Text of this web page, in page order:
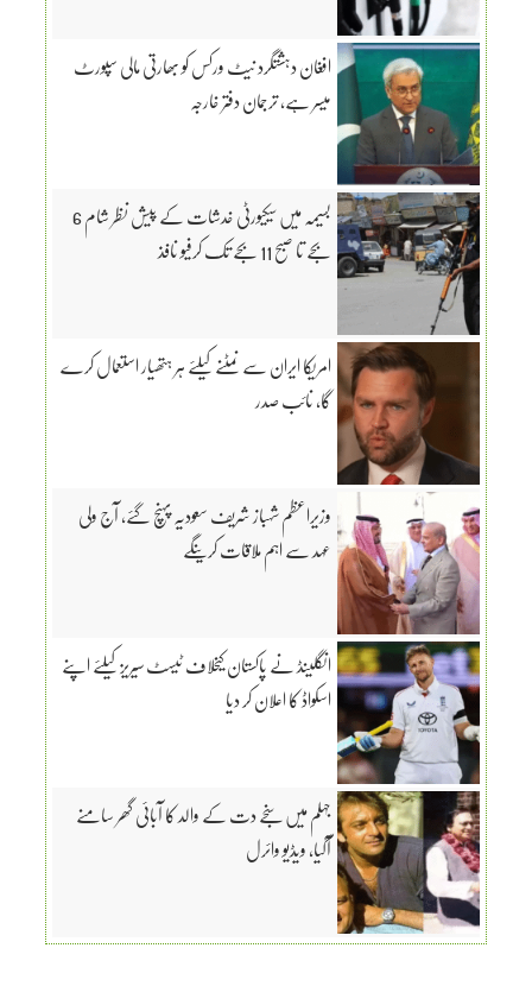
افغان دہشتگرد نیٹ ورکس کو بھارتی مالی سپورٹ
میسر ہے، ترجمان دفتر خارجہ
بسیمہ میں سیکیورٹی خدشات کے پیش نظر شام 6
بجے تا صبح 11 بجے تک کرفیو نافذ
امریکا ایران سے نمٹنے کیلئے ہر ہتھیار استعمال کرے
گا، نائب صدر
وزیراعظم شہباز شریف سعودیہ پہنچ گئے، آج ولی
عہد سے اہم ملاقات کرینگے
انگلینڈ نے پاکستان کیخلاف ٹیسٹ سیریز کیلئے اپنے
اسکواڈ کا اعلان کر دیا
جہلم میں سنجے دت کے والد کا آبائی گھر سامنے
آگیا، ویڈیو وائرل